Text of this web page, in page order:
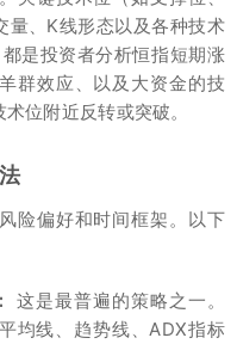
量、K线形态以及各种技术
是投资者分析恒指短期涨
群效应、以及大资金的技
位附近反转或突破。
险偏好和时间框架。以下
这是最普遍的策略之一。
均线、趋势线、ADX指标